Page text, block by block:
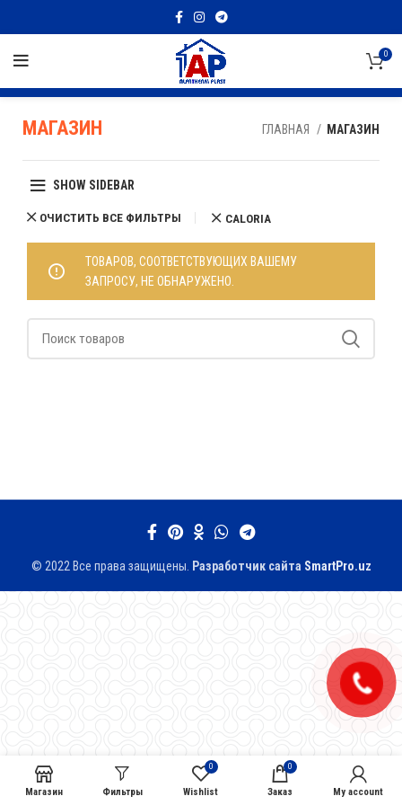
0
МАГАЗИН ГЛАВНАЯ МАГАЗИН
SHOW SIDEBAR
ОЧИСТИТЬ ВСЕ ФИЛЬТРЫ CALORIA
ТОВАРОВ, СООТВЕТСТВУЮЩИХ ВАШЕМУ
ЗАПРОСУ, НЕ ОБНАРУЖЕНО.
© 2022 Все права защищены. Разработчик сайтa SmartPro.uz
Магазин Фильтры
0
Wishlist
0
Заказ My account